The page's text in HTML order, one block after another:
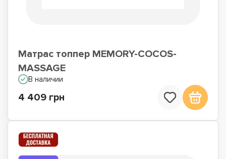
Матрас топпер MEMORY-COCOS-
MASSAGE
В наличии
4 409 грн